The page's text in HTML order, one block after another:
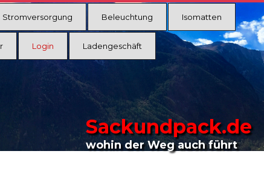
Stromversorgung Beleuchtung Isomatten
Login Ladengeschäft
Sackundpack.de
wohin der Weg auch führt